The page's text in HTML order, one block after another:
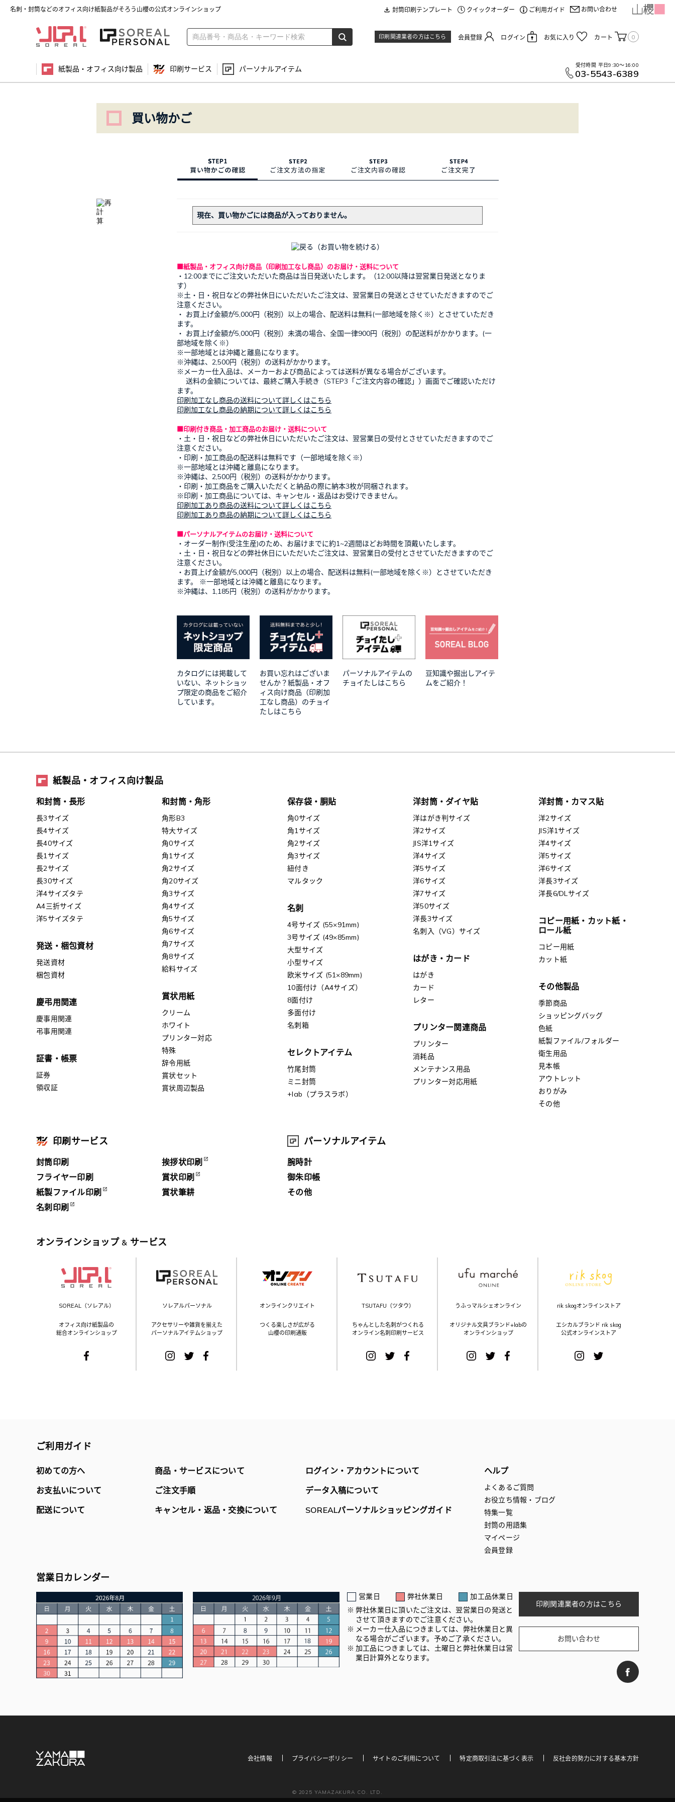
名刺・封筒などのオフィス向け紙製品がそろう山櫻の公式オンラインショップ 封筒印刷テンプレート クイックオーダー ご利用ガイド お問い合わせ
印刷関連業者の方はこちら 会員登録 ログイン お気に入り カート 0
紙製品・オフィス向け製品 印刷サービス パーソナルアイテム 受付時間 平日9:30～16:00
03-5543-6389
買い物かご
現在、買い物かごには商品が入っておりません。
■紙製品・オフィス向け商品（印刷加工なし商品）のお届け・送料について
・12:00までにご注文いただいた商品は当日発送いたします。（12:00以降は翌営業日発送となりま
す）
※土・日・祝日などの弊社休日にいただいたご注文は、翌営業日の発送とさせていただきますのでご
注意ください。
・ お買上げ金額が5,000円（税別）以上の場合、配送料は無料(一部地域を除く※）とさせていただき
ます。
・ お買上げ金額が5,000円（税別）未満の場合、全国一律900円（税別）の配送料がかかります。(一
部地域を除く※）
※一部地域とは沖縄と離島になります。
※沖縄は、2,500円（税別）の送料がかかります。
※メーカー仕入品は、メーカーおよび商品によっては送料が異なる場合がございます。
送料の金額については、最終ご購入手続き（STEP3「ご注文内容の確認」）画面でご確認いただけ
ます。
印刷加工なし商品の送料について詳しくはこちら
印刷加工なし商品の納期について詳しくはこちら
■印刷付き商品・加工商品のお届け・送料について
・土・日・祝日などの弊社休日にいただいたご注文は、翌営業日の受付とさせていただきますのでご
注意ください。
・印刷・加工商品の配送料は無料です（一部地域を除く※）
※一部地域とは沖縄と離島になります。
※沖縄は、2,500円（税別）の送料がかかります。
・印刷・加工商品をご購入いただくと納品の際に納本3枚が同梱されます。
※印刷・加工商品については、キャンセル・返品はお受けできません。
印刷加工あり商品の送料について詳しくはこちら
印刷加工あり商品の納期について詳しくはこちら
■パーソナルアイテムのお届け・送料について
・オーダー制作(受注生産)のため、お届けまでに約1~2週間ほどお時間を頂戴いたします。
・土・日・祝日などの弊社休日にいただいたご注文は、翌営業日の受付とさせていただきますのでご
注意ください。
・お買上げ金額が5,000円（税別）以上の場合、配送料は無料(一部地域を除く※）とさせていただき
ます。 ※一部地域とは沖縄と離島になります。
※沖縄は、1,185円（税別）の送料がかかります。
カタログには掲載して
いない、ネットショッ
プ限定の商品をご紹介
しています。
お買い忘れはございま
せんか？紙製品・オフ
ィス向け商品（印刷加
工なし商品）のチョイ
たしはこちら
パーソナルアイテムの
チョイたしはこちら
豆知識や掘出しアイテ
ムをご紹介！
紙製品・オフィス向け製品
和封筒・長形
長3サイズ
長4サイズ
長40サイズ
長1サイズ
長2サイズ
長30サイズ
洋4サイズタテ
A4三折サイズ
洋5サイズタテ
発送・梱包資材
発送資材
梱包資材
慶弔用関連
慶事用関連
弔事用関連
証書・帳票
証券
領収証
和封筒・角形
角形B3
特大サイズ
角0サイズ
角1サイズ
角2サイズ
角20サイズ
角3サイズ
角4サイズ
角5サイズ
角6サイズ
角7サイズ
角8サイズ
給料サイズ
賞状用紙
クリーム
ホワイト
プリンター対応
特殊
辞令用紙
賞状セット
賞状周辺製品
保存袋・胴貼
角0サイズ
角1サイズ
角2サイズ
角3サイズ
紐付き
マルタック
名刺
4号サイズ (55×91mm)
3号サイズ (49×85mm)
大型サイズ
小型サイズ
欧米サイズ (51×89mm)
10面付け（A4サイズ）
8面付け
多面付け
名刺箱
セレクトアイテム
竹尾封筒
ミニ封筒
+lab（プラスラボ）
洋封筒・ダイヤ貼
洋はがき判サイズ
洋2サイズ
JIS洋1サイズ
洋4サイズ
洋5サイズ
洋6サイズ
洋7サイズ
洋50サイズ
洋長3サイズ
名刺入（VG）サイズ
はがき・カード
はがき
カード
レター
プリンター関連商品
プリンター
消耗品
メンテナンス用品
プリンター対応用紙
洋封筒・カマス貼
洋2サイズ
JIS洋1サイズ
洋4サイズ
洋5サイズ
洋6サイズ
洋長3サイズ
洋長6/DLサイズ
コピー用紙・カット紙・
ロール紙
コピー用紙
カット紙
その他製品
季節商品
ショッピングバッグ
色紙
紙製ファイル/フォルダー
衛生用品
見本帳
アウトレット
おりがみ
その他
印刷サービス
封筒印刷
フライヤー印刷
紙製ファイル印刷
名刺印刷
挨拶状印刷
賞状印刷
賞状筆耕
パーソナルアイテム
腕時計
御朱印帳
その他
オンラインショップ & サービス
SOREAL（ソレアル）
オフィス向け紙製品の
総合オンラインショップ
ソレアルパーソナル
アクセサリーや雑貨を揃えた
パーソナルアイテムショップ
オンラインクリエイト
つくる楽しさが広がる
山櫻の印刷通販
TSUTAFU（ツタウ）
ちゃんとした名刺がつくれる
オンライン名刺印刷サービス
うふっマルシェオンライン
オリジナル文具ブランド+labの
オンラインショップ
rik skogオンラインストア
エシカルブランド rik skog
公式オンラインストア
ご利用ガイド
初めての方へ
お支払いについて
配送について
商品・サービスについて
ご注文手順
キャンセル・返品・交換について
ログイン・アカウントについて
データ入稿について
SOREALパーソナルショッピングガイド
ヘルプ
よくあるご質問
お役立ち情報・ブログ
特集一覧
封筒の用語集
マイページ
会員登録
営業日カレンダー
営業日 弊社休業日
加工品休業日
弊社休業日に頂いたご注文は、翌営業日の発送と
させて頂きますのでご注意ください。
メーカー仕入品につきましては、弊社休業日と異
なる場合がございます。予めご了承ください。
加工品につきましては、土曜日と弊社休業日は営
業日計算外となります。
印刷関連業者の方はこちら
お問い合わせ
会社情報 プライバシーポリシー サイトのご利用について 特定商取引法に基づく表示 反社会的勢力に対する基本方針
© 2025 YAMAZAKURA CO. LTD.